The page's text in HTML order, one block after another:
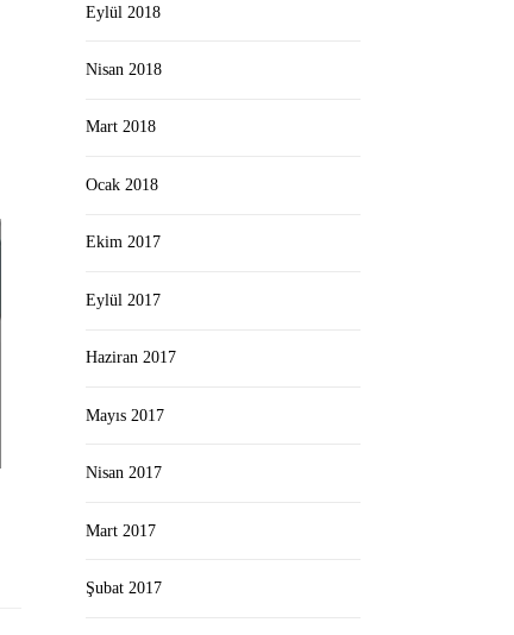
Eylül 2018
Nisan 2018
Mart 2018
Ocak 2018
Ekim 2017
Eylül 2017
Haziran 2017
Mayıs 2017
Nisan 2017
Mart 2017
Şubat 2017